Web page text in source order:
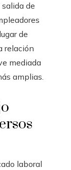
de
de
relación
mediada
amplias.
laboral